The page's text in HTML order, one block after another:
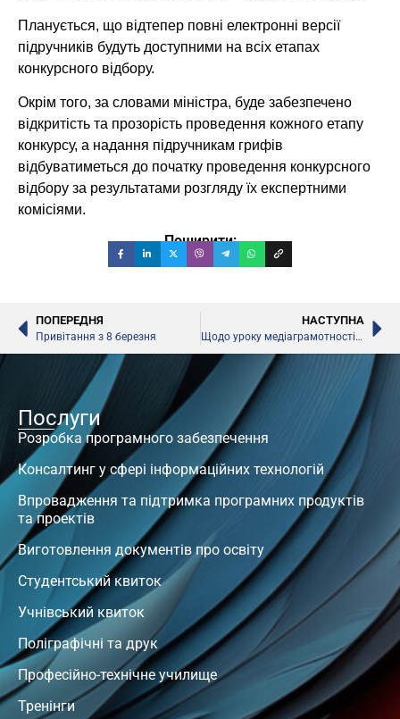
Планується, що відтепер повні електронні версії
підручників будуть доступними на всіх етапах
конкурсного відбору.
Окрім того, за словами міністра, буде забезпечено
відкритість та прозорість проведення кожного етапу
конкурсу, а надання підручникам грифів
відбуватиметься до початку проведення конкурсного
відбору за результатами розгляду їх експертними
комісіями.
Поширити:
ПОПЕРЕДНЯ
Привітання з 8 березня
НАСТУПНА
Щодо уроку медіаграмотності у школах, – Володимир Зеленський
Послуги
Розробка програмного забезпечення
Консалтинг у сфері інформаційних технологій
Впровадження та підтримка програмних продуктів
та проектів
Виготовлення документів про освіту
Студентський квиток
Учнівський квиток
Поліграфічні та друк
Професійно-технічне училище
Тренінги